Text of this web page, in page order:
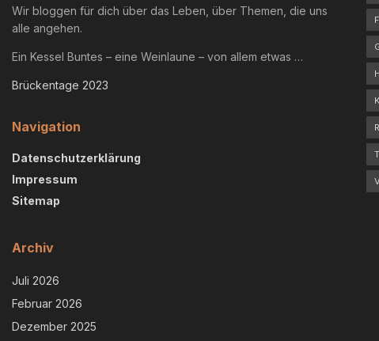
Wir bloggen für dich über das Leben, über Themen, die uns
alle angehen.
Ein Kessel Buntes – eine Weinlaune – von allem etwas …
Brückentage 2023
Navigation
Datenschutzerklärung
Impressum
Sitemap
Archiv
Juli 2026
Februar 2026
Dezember 2025